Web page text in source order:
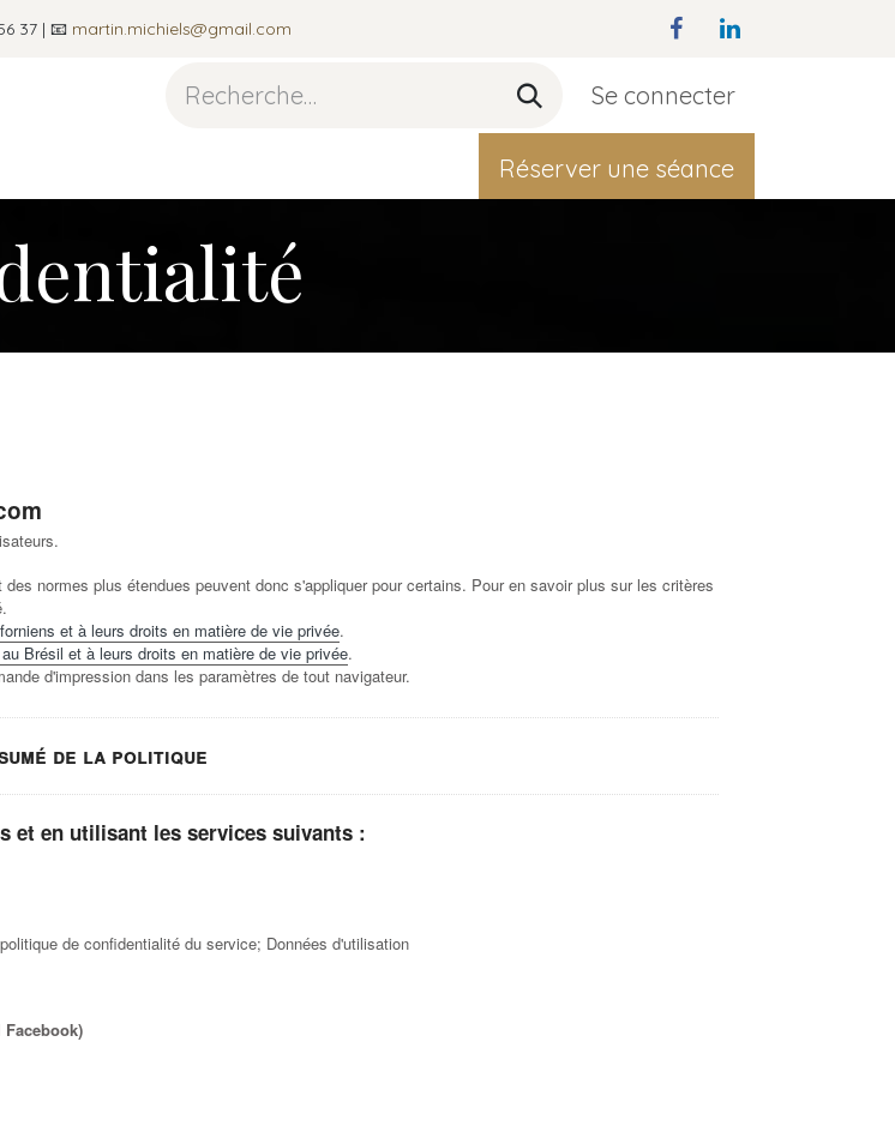
37 | 📧 martin.michiels@gmail.com
Se connecter
Réserver une séance
normes plus étendues peuvent donc s'appliquer pour certains. Pour en savoir plus sur les critères
et à leurs droits en matière de vie privée.
Brésil et à leurs droits en matière de vie privée.
d'impression dans les paramètres de tout navigateur.
de la politique
et en utilisant les services suivants :
de confidentialité du service; Données d'utilisation